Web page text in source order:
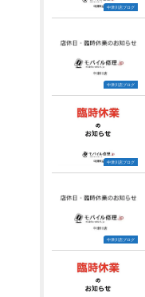
中津川店ブログ
中津川店ブログ
中津川店ブログ
中津川店ブログ